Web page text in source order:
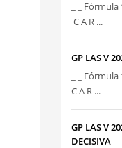
_ _
C A R ...
GP LAS V
_ _
C A R ...
GP LAS V
DECISIVA